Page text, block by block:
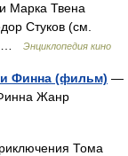
Марка Твена
Стуков (см.
…
Энциклопедия кино
Финна (фильм) —
Жанр
Тома